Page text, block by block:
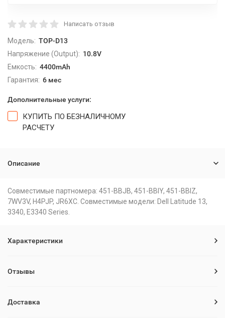
Написать отзыв
Модель: TOP-D13
Напряжение (Output): 10.8V
Емкость: 4400mAh
Гарантия: 6 мес
Дополнительные услуги:
КУПИТЬ ПО БЕЗНАЛИЧНОМУ
РАСЧЕТУ
Описание
Совместимые партномера: 451-BBJB, 451-BBIY, 451-BBIZ,
7WV3V, H4PJP, JR6XC. Совместимые модели: Dell Latitude 13,
3340, E3340 Series.
Характеристики
Отзывы
Доставка